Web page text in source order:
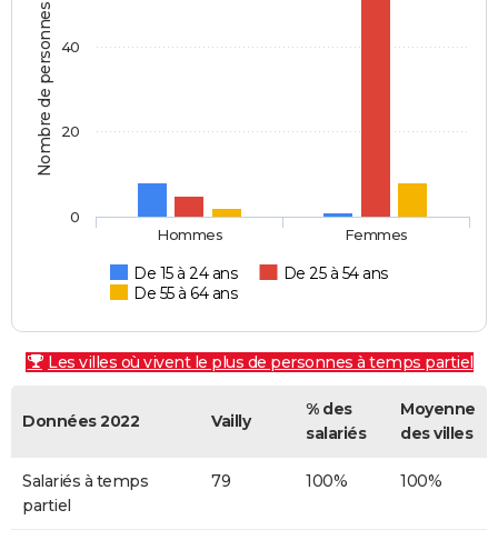
Nombre de personnes
De 15 à 24 ans
De 25 à 54 ans
De 55 à 64 ans
Hommes Femmes
0
20
40
Les villes où vivent le plus de personnes à temps partiel
Données 2022 Vailly
% des
salariés
Moyenne
des villes
Salariés à temps
partiel
79 100% 100%